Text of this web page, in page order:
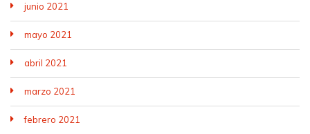
junio 2021
mayo 2021
abril 2021
marzo 2021
febrero 2021